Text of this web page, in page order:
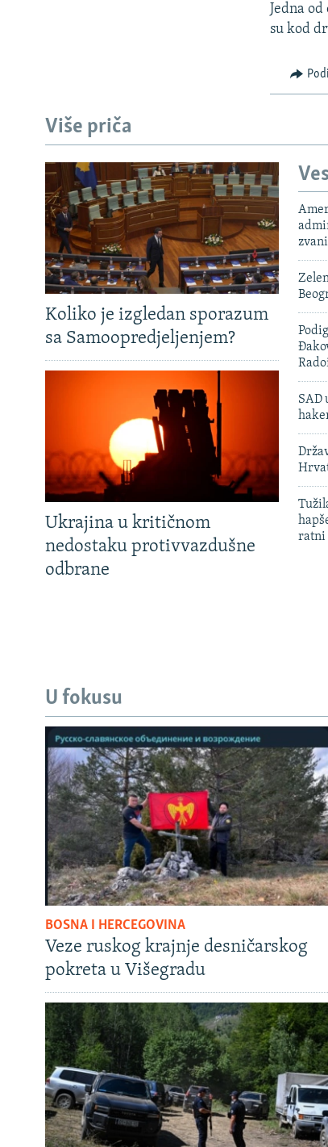
Jedna
su kod
Više priča
Koliko je izgledan sporazum
sa Samoopredjeljenjem?
Ukrajina u kritičnom
nedostaku protivvazdušne
odbrane
SAD
ratni
U fokusu
BOSNA I HERCEGOVINA
Veze ruskog krajnje desničarskog
pokreta u Višegradu